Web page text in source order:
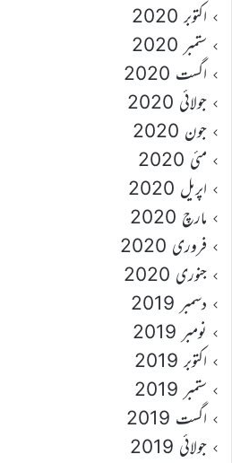
اکتوبر 2020
ستمبر 2020
اگست 2020
جولائی 2020
جون 2020
مئی 2020
اپریل 2020
مارچ 2020
فروری 2020
جنوری 2020
دسمبر 2019
نومبر 2019
اکتوبر 2019
ستمبر 2019
اگست 2019
جولائی 2019